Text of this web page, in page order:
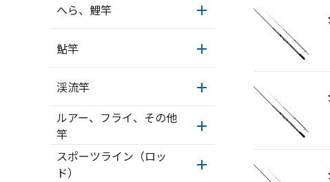
へら、鯉竿
鮎竿
渓流竿
ルアー、フライ、その他
竿
スポーツライン（ロッ
ド）